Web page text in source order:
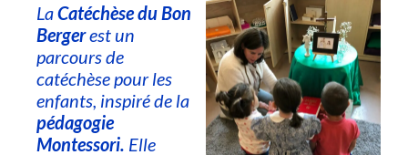
LaCatéchèse du Bon
Bergerest un
parcours de
catéchèse pour les
enfants, inspiré de la
pédagogie
Montessori. Elle